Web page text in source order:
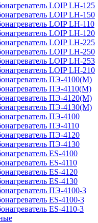
LOIP LH-125
LOIP LH-150
LOIP LH-110
LOIP LH-120
LOIP LH-225
LOIP LH-250
LOIP LH-253
LOIP LH-210
ПЭ-4100(М)
ПЭ-4110(М)
ПЭ-4120(М)
ПЭ-4130(М)
ПЭ-4100
ПЭ-4110
ПЭ-4120
ПЭ-4130
ES-4100
ES-4110
ES-4120
ES-4130
ПЭ-4100-3
ES-4100-3
ES-4110-3